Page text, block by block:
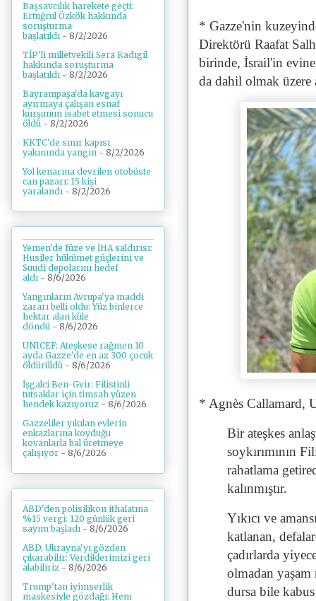
* Gazze'nin
Direktörü Raafat
birinde, İsrail'in evine
da dahil olmak
* Agnès Callamard,
Bir ateşkes
soykırımının
rahatlama
kalınmıştır.
Yıkıcı ve
katlanan,
çadırlarda
olmadan
dursa bile
Başsavcılık harekete geçti:
Ertuğrul Özkök hakkında
soruşturma
başlatıldı - 8/2/2026
TİP'li milletvekili Sera Kadıgil
hakkında soruşturma
başlatıldı - 8/2/2026
Bayrampaşa'da kavgayı
ayırmaya çalışan esnaf
kurşunun isabet etmesi sonucu
öldü - 8/2/2026
KKTC'de sınır kapısı
yakınında yangın - 8/2/2026
Yol kenarına devrilen otobüste
can pazarı: 15 kişi
yaralandı - 8/2/2026
Yemen'de füze ve İHA saldırısı:
Husiler hükümet güçlerini ve
Suudi depolarını hedef
aldı - 8/6/2026
Yangınların Avrupa'ya maddi
zararı belli oldu: Yüz binlerce
hektar alan küle
döndü - 8/6/2026
UNICEF: Ateşkese rağmen 10
ayda Gazze'de en az 300 çocuk
öldürüldü - 8/6/2026
İşgalci Ben-Gvir: Filistinli
tutsaklar için timsah yüzen
hendek kazıyoruz - 8/6/2026
Gazzeliler yıkılan evlerin
enkazlarına koyduğu
kovanlarla bal üretmeye
çalışıyor - 8/6/2026
ABD'den polisilikon ithalatına
%15 vergi: 120 günlük geri
sayım başladı - 8/6/2026
ABD, Ukrayna'yı gözden
çıkarabilir: Verdiklerimizi geri
alabiliriz - 8/6/2026
Trump'tan iyimserlik
maskesiyle gözdağı: Hem